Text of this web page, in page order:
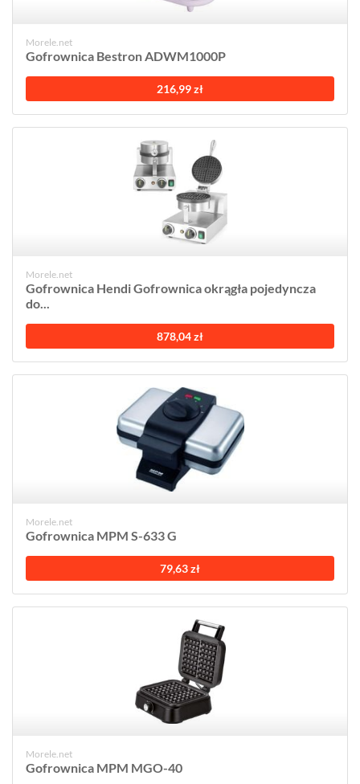
Morele.net
Gofrownica Bestron ADWM1000P
216,99 zł
Morele.net
Gofrownica Hendi Gofrownica okrągła pojedyncza
do...
878,04 zł
Morele.net
Gofrownica MPM S-633 G
79,63 zł
Morele.net
Gofrownica MPM MGO-40